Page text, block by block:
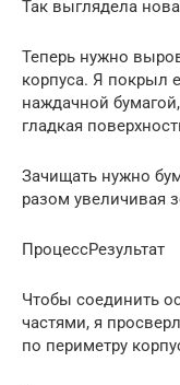
Так выглядела
Теперь нужно
корпуса. Я покрыл
наждачной
гладкая
Зачищать нужно
разом увеличивая
ПроцессРезультат
Чтобы соединить
частями, я
по периметру